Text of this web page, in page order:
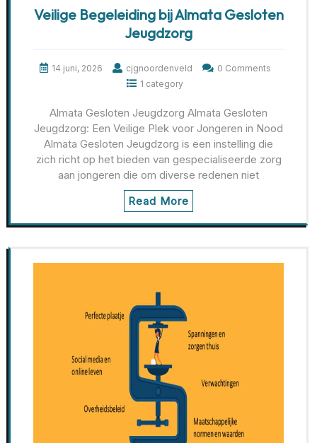
Veilige Begeleiding bij Almata Gesloten
Jeugdzorg
14 juni, 2026 cjgnoordenveld
0 Comments
1 category
Almata Gesloten Jeugdzorg Almata Gesloten
Jeugdzorg: Een Veilige Plek voor Jongeren in Nood
Almata Gesloten Jeugdzorg is een instelling die
zich richt op het bieden van gespecialiseerde zorg
aan jongeren die om diverse redenen niet
Read More